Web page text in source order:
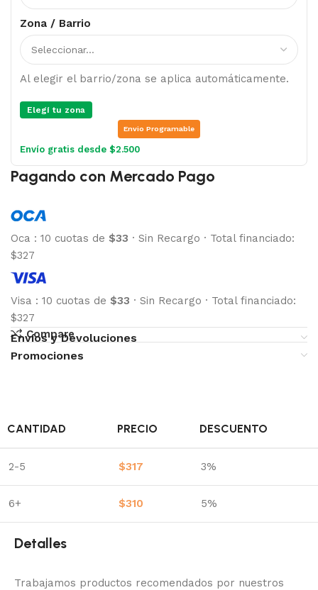
Zona / Barrio
Al elegir el barrio/zona se aplica automáticamente.
Elegí tu zona
Envio Programable
Envío gratis desde $2.500
Pagando con Mercado Pago
Oca : 10 cuotas de $33 · Sin Recargo · Total financiado:
$327
Visa : 10 cuotas de $33 · Sin Recargo · Total financiado:
$327
Compare
Envíos y Devoluciones
Promociones
CANTIDAD PRECIO DESCUENTO
2-5 $317 3%
6+ $310 5%
Detalles
Trabajamos productos recomendados por nuestros